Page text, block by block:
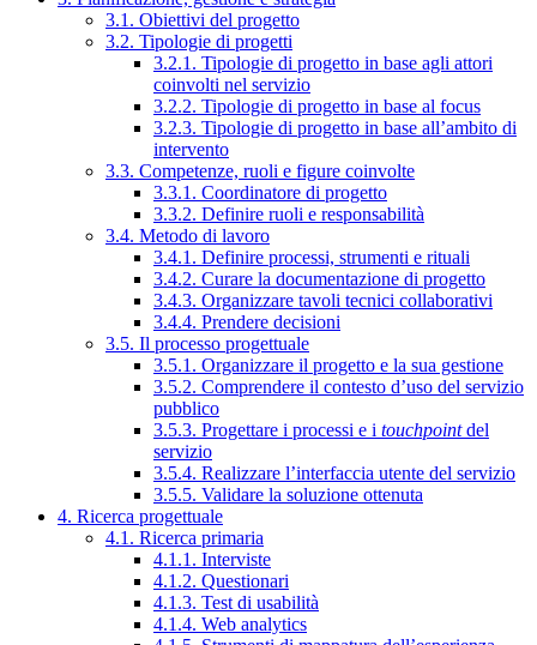
3.1. Obiettivi del progetto
3.2. Tipologie di progetti
3.2.1. Tipologie di progetto in base agli attori
coinvolti nel servizio
3.2.2. Tipologie di progetto in base al focus
3.2.3. Tipologie di progetto in base all’ambito di
intervento
3.3. Competenze, ruoli e figure coinvolte
3.3.1. Coordinatore di progetto
3.3.2. Definire ruoli e responsabilità
3.4. Metodo di lavoro
3.4.1. Definire processi, strumenti e rituali
3.4.2. Curare la documentazione di progetto
3.4.3. Organizzare tavoli tecnici collaborativi
3.4.4. Prendere decisioni
3.5. Il processo progettuale
3.5.1. Organizzare il progetto e la sua gestione
3.5.2. Comprendere il contesto d’uso del servizio
pubblico
3.5.3. Progettare i processi e i touchpointdel
servizio
3.5.4. Realizzare l’interfaccia utente del servizio
3.5.5. Validare la soluzione ottenuta
4. Ricerca progettuale
4.1. Ricerca primaria
4.1.1. Interviste
4.1.2. Questionari
4.1.3. Test di usabilità
4.1.4. Web analytics